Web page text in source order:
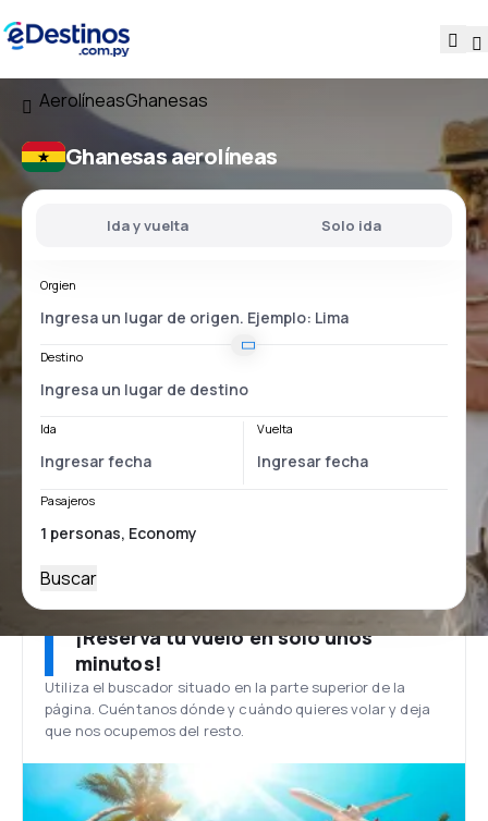
AerolíneasGhanesas
Ghanesas aerolíneas
Ida y vuelta Solo ida
Orgien
Destino
Ida Vuelta
Pasajeros
Buscar
¡Reserva tu vuelo en solo unos
minutos!
Utiliza el buscador situado en la parte superior de la
página. Cuéntanos dónde y cuándo quieres volar y deja
que nos ocupemos del resto.